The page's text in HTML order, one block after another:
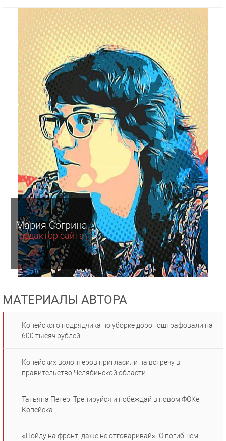
Мария Согрина
редактор сайта
МАТЕРИАЛЫ АВТОРА
Копейского подрядчика по уборке дорог оштрафовали на
600 тысяч рублей
Копейских волонтеров пригласили на встречу в
правительство Челябинской области
Татьяна Петер: Тренируйся и побеждай в новом ФОКе
Копейска
«Пойду на фронт, даже не отговаривай». О погибшем